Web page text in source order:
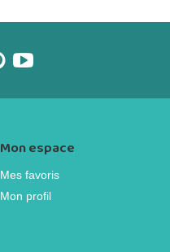
Mon espace
Mes favoris
Mon profil